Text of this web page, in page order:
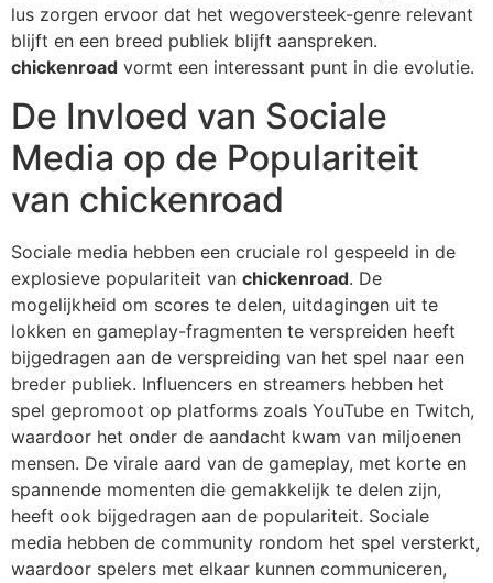
lus zorgen ervoor dat het wegoversteek-genre relevant
blijft en een breed publiek blijft aanspreken.
chickenroad vormt een interessant punt in die evolutie.
De Invloed van Sociale
Media op de Populariteit
van chickenroad
Sociale media hebben een cruciale rol gespeeld in de
explosieve populariteit van chickenroad. De
mogelijkheid om scores te delen, uitdagingen uit te
lokken en gameplay-fragmenten te verspreiden heeft
bijgedragen aan de verspreiding van het spel naar een
breder publiek. Influencers en streamers hebben het
spel gepromoot op platforms zoals YouTube en Twitch,
waardoor het onder de aandacht kwam van miljoenen
mensen. De virale aard van de gameplay, met korte en
spannende momenten die gemakkelijk te delen zijn,
heeft ook bijgedragen aan de populariteit. Sociale
media hebben de community rondom het spel versterkt,
waardoor spelers met elkaar kunnen communiceren,